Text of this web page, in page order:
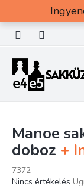
tartalomhoz
Manoe
doboz +
7372
A
Nincs értékelés